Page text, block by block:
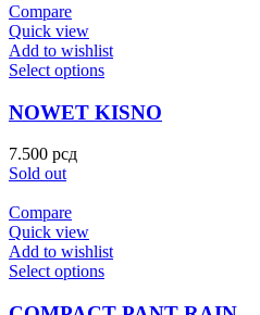
Compare
Quick view
Add to wishlist
Select options
NOWET KISNO
7.500 рсд
Sold out
Compare
Quick view
Add to wishlist
Select options